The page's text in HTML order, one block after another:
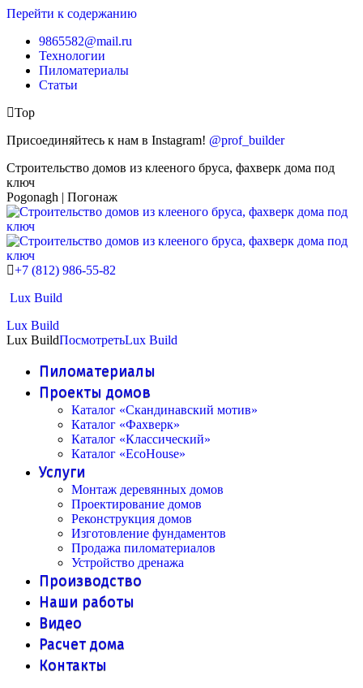
Перейти к содержанию
9865582@mail.ru
Технологии
Пиломатериалы
Статьи
Top
Присоединяйтесь к нам в Instagram! @prof_builder
Строительство домов из клееного бруса, фахверк дома под
ключ
Pogonagh | Погонаж
+7 (812) 986-55-82
Lux Build
Lux Build
Lux BuildПосмотретьLux Build
Пиломатериалы
Проекты домов
Каталог «Скандинавский мотив»
Каталог «Фахверк»
Каталог «Классический»
Каталог «EcoHouse»
Услуги
Монтаж деревянных домов
Проектирование домов
Реконструкция домов
Изготовление фундаментов
Продажа пиломатериалов
Устройство дренажа
Производство
Наши работы
Видео
Расчет дома
Контакты